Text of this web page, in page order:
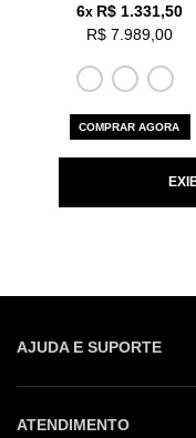
6x R$ 1.331,50
R$ 7.989,00
COMPRAR AGORA
AJUDA E SUPORTE
ATENDIMENTO